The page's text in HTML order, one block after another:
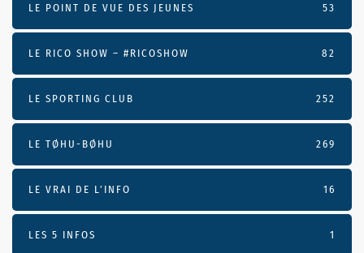
LE POINT DE VUE DES JEUNES 53
LE RICO SHOW – #RICOSHOW 82
LE SPORTING CLUB 252
LE TØHU-BØHU 269
LE VRAI DE L’INFO 16
LES 5 INFOS 1